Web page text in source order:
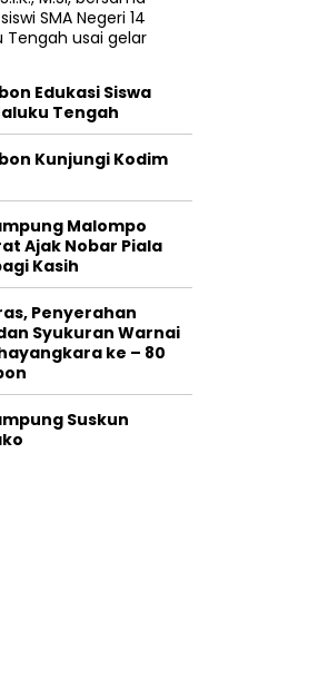
Edukasi Siswa
Tengah
Kunjungi Kodim
Malompo
Ajak Nobar Piala
Kasih
Penyerahan
Syukuran Warnai
ke – 80
Suskun